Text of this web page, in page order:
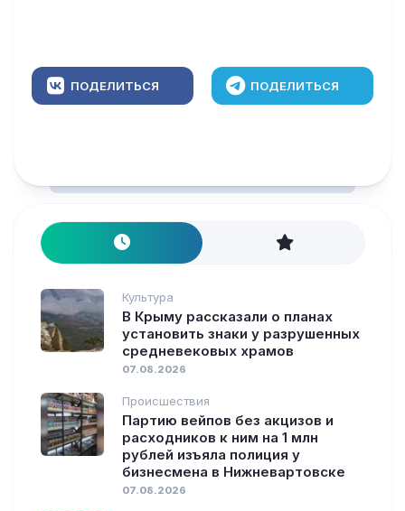
ПОДЕЛИТЬСЯ ПОДЕЛИТЬСЯ
Культура
В Крыму рассказали о планах
установить знаки у разрушенных
средневековых храмов
07.08.2026
Происшествия
Партию вейпов без акцизов и
расходников к ним на 1 млн
рублей изъяла полиция у
бизнесмена в Нижневартовске
07.08.2026